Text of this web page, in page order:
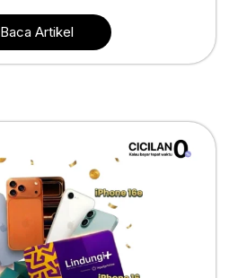
Baca Artikel